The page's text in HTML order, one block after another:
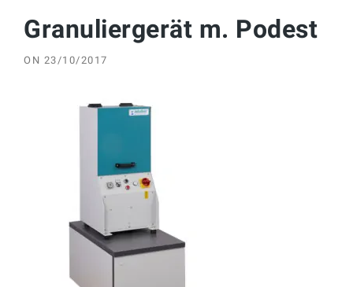
Granuliergerät m. Podest
ON 23/10/2017